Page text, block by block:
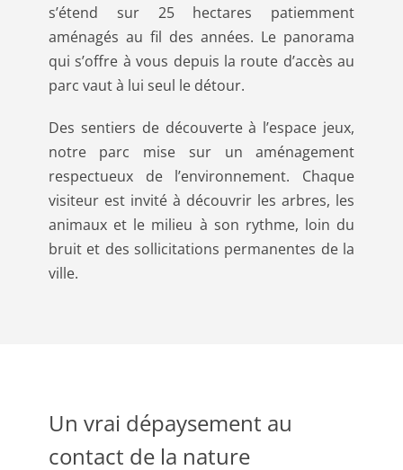
s’étend sur 25 hectares patiemment
aménagés au fil des années. Le panorama
qui s’offre à vous depuis la route d’accès au
parc vaut à lui seul le détour.
Des sentiers de découverte à l’espace jeux,
notre parc mise sur un aménagement
respectueux de l’environnement. Chaque
visiteur est invité à découvrir les arbres, les
animaux et le milieu à son rythme, loin du
bruit et des sollicitations permanentes de la
ville.
Un vrai dépaysement au
contact de la nature